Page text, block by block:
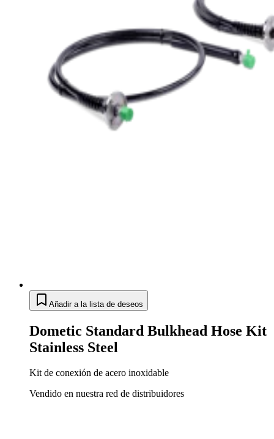
Añadir a la lista de deseos
Dometic Standard Bulkhead Hose Kit
Stainless Steel
Kit de conexión de acero inoxidable
Vendido en nuestra red de distribuidores